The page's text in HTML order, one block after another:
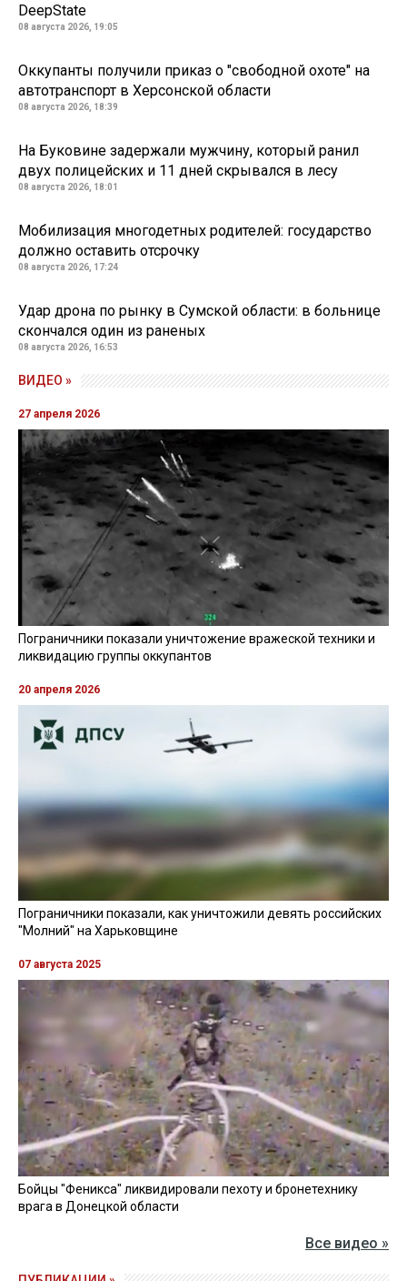
DeepState
08 августа 2026, 19:05
Оккупанты получили приказ о "свободной охоте" на
автотранспорт в Херсонской области
08 августа 2026, 18:39
На Буковине задержали мужчину, который ранил
двух полицейских и 11 дней скрывался в лесу
08 августа 2026, 18:01
Мобилизация многодетных родителей: государство
должно оставить отсрочку
08 августа 2026, 17:24
Удар дрона по рынку в Сумской области: в больнице
скончался один из раненых
08 августа 2026, 16:53
ВИДЕО »
27 апреля 2026
Пограничники показали уничтожение вражеской техники и
ликвидацию группы оккупантов
20 апреля 2026
Пограничники показали, как уничтожили девять российских
"Молний" на Харьковщине
07 августа 2025
Бойцы "Феникса" ликвидировали пехоту и бронетехнику
врага в Донецкой области
Все видео »